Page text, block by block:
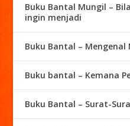
Buku Bantal Mungil –
ingin menjadi
Buku Bantal – Mengenal
Buku bantal – Kemana
Buku Bantal – Surat-